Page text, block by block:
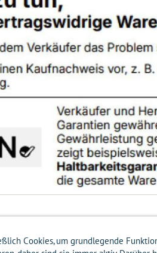
Widerrufsformular Versandkosten-Info
Cookies, um grundlegende